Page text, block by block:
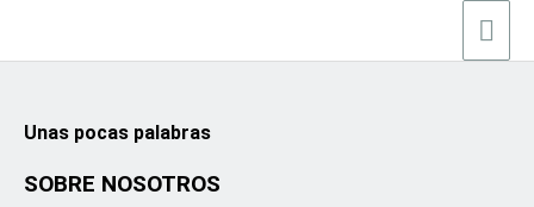
Unas pocas palabras
SOBRE NOSOTROS